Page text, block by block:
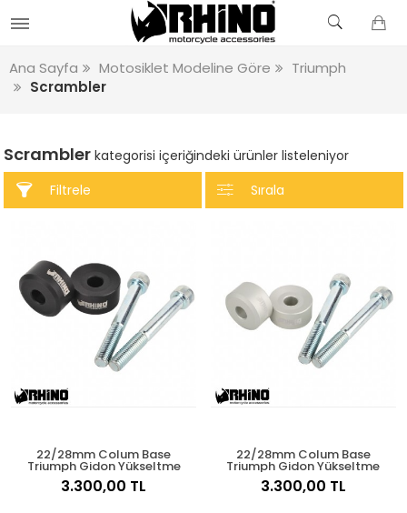
Ana Sayfa Motosiklet Modeline Göre
Triumph
Scrambler
Scrambler kategorisi içeriğindeki ürünler listeleniyor
Filtrele
Sırala
22/28mm Colum Base
Triumph Gidon Yükseltme
3.300,00 TL
22/28mm Colum Base
Triumph Gidon Yükseltme
3.300,00 TL